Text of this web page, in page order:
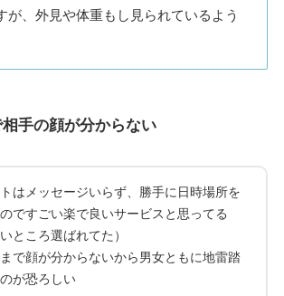
が、外見や体重もし見られているよう
手の顔が分からない
はメッセージいらず、勝手に日時場所を
ですごい楽で良いサービスと思ってる
ところ選ばれてた）
で顔が分からないから男女ともに地雷踏
が恐ろしい